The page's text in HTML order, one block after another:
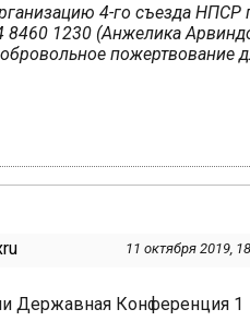
4-го съезда НПСР
8460 1230 (Анжелика
пожертвование
11 октября 2019,
Державная Конференция 1